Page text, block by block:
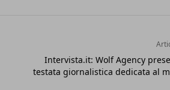
Intervista.it: Wolf Agency
testata giornalistica dedicata al